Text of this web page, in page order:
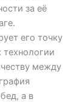
за её
его точку
технологии
между
а в